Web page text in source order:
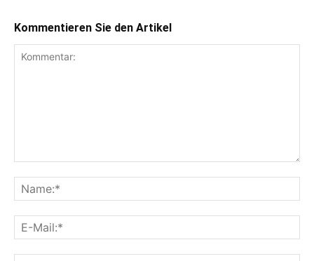
Kommentieren Sie den Artikel